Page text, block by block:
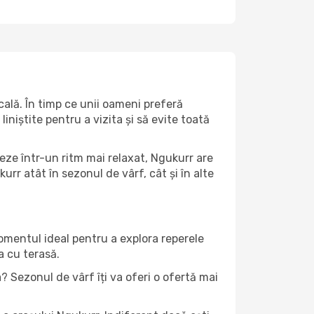
În timp ce unii oameni preferă
liniștite pentru a vizita și să evite toată
într-un ritm mai relaxat, Ngukurr are
atât în ​​sezonul de vârf, cât și în alte
ideal pentru a explora reperele
cu terasă.
Sezonul de vârf îți va oferi o ofertă mai